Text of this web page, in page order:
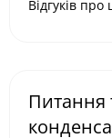
Відгуків
Питання